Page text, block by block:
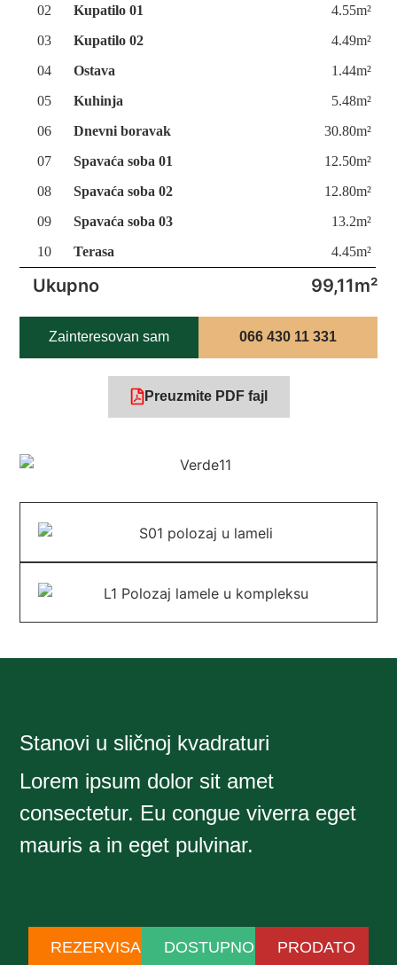
02
Kupatilo 01
4.55m²
03
Kupatilo 02
4.49m²
04
Ostava
1.44m²
05
Kuhinja
5.48m²
06
Dnevni boravak
30.80m²
07
Spavaća soba 01
12.50m²
08
Spavaća soba 02
12.80m²
09
Spavaća soba 03
13.2m²
10
Terasa 4.45m²
Ukupno 99,11m²
Zainteresovan sam 066 430 11 331
Preuzmite PDF fajl
Stanovi u sličnoj kvadraturi
Lorem ipsum dolor sit amet
consectetur. Eu congue viverra eget
mauris a in eget pulvinar.
REZERVISANODOSTUPNO PRODATO